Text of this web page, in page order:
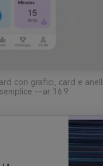
con grafici, card e
--ar 16:9